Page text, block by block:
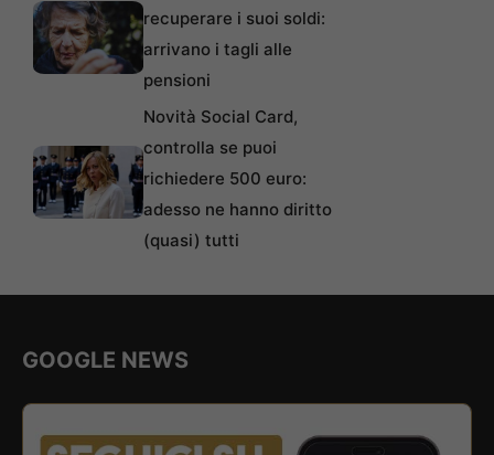
recuperare i suoi soldi:
arrivano i tagli alle
pensioni
Novità Social Card,
controlla se puoi
richiedere 500 euro:
adesso ne hanno diritto
(quasi) tutti
GOOGLE NEWS